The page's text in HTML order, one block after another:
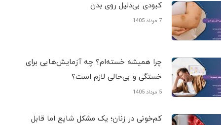
کبودی‌ بی‌دلیل روی بدن
7 مرداد 1405
چرا همیشه خسته‌ام؟ چه آزمایش‌هایی برای
خستگی و بی‌حالی لازم است؟
5 مرداد 1405
کم‌خونی در زنان؛ یک مشکل شایع اما قابل